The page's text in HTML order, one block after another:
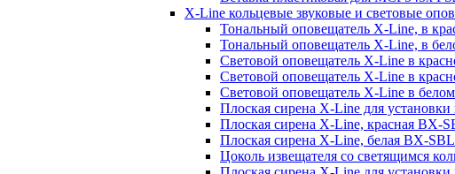
X-Line кольцевые звуковые и световые
Тональный оповещатель X-Line, в
Тональный оповещатель X-Line, в
Световой оповещатель X-Line в
Световой оповещатель X-Line в
Световой оповещатель X-Line в
Плоская сирена X-Line для
Плоская сирена X-Line, красная BX-
Плоская сирена X-Line, белая BX-
Цоколь извещателя со светящимся